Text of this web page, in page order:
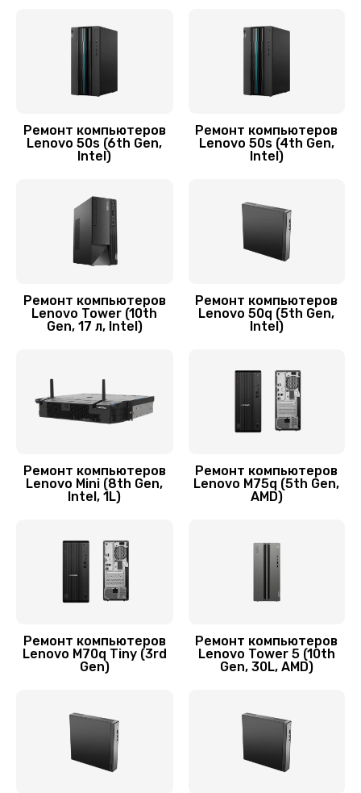
900 руб.
Ремонт компьютеров
Lenovo 50s (6th Gen,
Intel)
Ремонт компьютеров
Lenovo 50s (4th Gen,
Intel)
Ремонт компьютеров
Lenovo Tower (10th
Gen, 17 л, Intel)
Ремонт компьютеров
Lenovo 50q (5th Gen,
Intel)
Ремонт компьютеров
Lenovo Mini (8th Gen,
Intel, 1L)
Ремонт компьютеров
Lenovo M75q (5th Gen,
AMD)
Ремонт компьютеров
Lenovo M70q Tiny (3rd
Gen)
Ремонт компьютеров
Lenovo Tower 5 (10th
Gen, 30L, AMD)